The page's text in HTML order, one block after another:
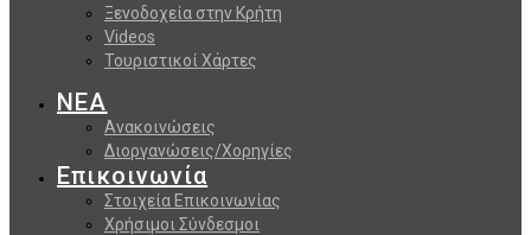
Ξενοδοχεία στην Κρήτη
Videos
Τουριστικοί Χάρτες
ΝΕΑ
Ανακοινώσεις
Διοργανώσεις/Χορηγίες
Επικοινωνία
Στοιχεία Επικοινωνίας
Χρήσιμοι Σύνδεσμοι